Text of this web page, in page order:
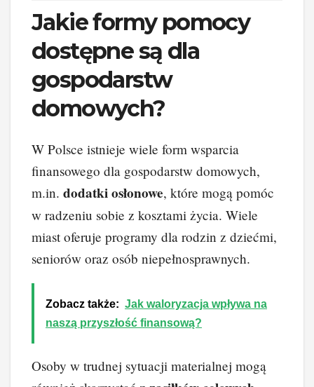
Jakie formy pomocy
dostępne są dla
gospodarstw
domowych?
W Polsce istnieje wiele form wsparcia
finansowego dla gospodarstw domowych,
m.in. dodatki osłonowe, które mogą pomóc
w radzeniu sobie z kosztami życia. Wiele
miast oferuje programy dla rodzin z dziećmi,
seniorów oraz osób niepełnosprawnych.
Zobacz także: Jak waloryzacja wpływa na
naszą przyszłość finansową?
Osoby w trudnej sytuacji materialnej mogą